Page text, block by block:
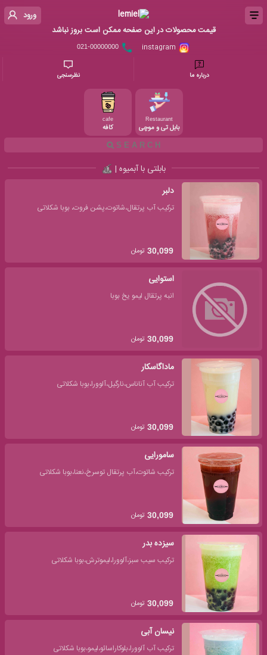
ورود
قیمت محصولات در این صفحه ممکن است بروز نباشد
021-00000000
درباره ما نظرسنجی
Restaurant
بابل تی و موچی
cafe
کافه
بابلتی با آبمیوه |
دلبر
ترکیب آب پرتقال،شاتوت،پشن فروت، بوبا شکلاتی
30,099 تومان
استوایی
انبه پرتقال لیمو یخ بوبا
30,099 تومان
ماداگاسکار
ترکیب آب آناناس،نارگیل،آلوورا،بوبا شکلاتی
30,099 تومان
سامورایی
ترکیب شاتوت،آب پرتقال توسرخ،نعنا،بوبا شکلاتی
30,099 تومان
سیزده بدر
ترکیب سیب سبز،آلوورا،لیموترش،بوبا شکلاتی
30,099 تومان
نیسان آبی
ترکیب آب آلوورا،بلوکاراسائو،لیمو،بوبا شکلاتی